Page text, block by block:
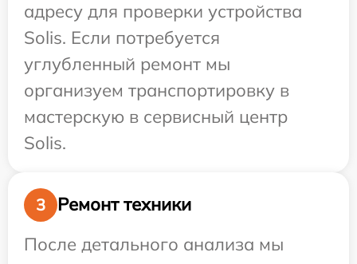
адресу для проверки устройства
Solis. Если потребуется
углубленный ремонт мы
организуем транспортировку в
мастерскую в сервисный центр
Solis.
3
Ремонт техники
После детального анализа мы